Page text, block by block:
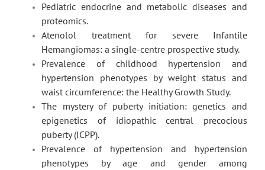
Pediatric endocrine and metabolic diseases and
proteomics.
Atenolol treatment for severe Infantile
Hemangiomas: a single-centre prospective study.
Prevalence of childhood hypertension and
hypertension phenotypes by weight status and
waist circumference: the Healthy Growth Study.
The mystery of puberty initiation: genetics and
epigenetics of idiopathic central precocious
puberty (ICPP).
Prevalence of hypertension and hypertension
phenotypes by age and gender among